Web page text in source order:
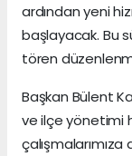
ardından yeni
başlayacak. Bu
tören
Başkan Bülent
ve ilçe yönetimi
çalışmalarımıza